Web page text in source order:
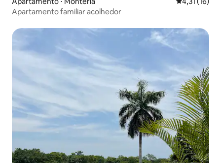
Apartamento familiar acolhedor